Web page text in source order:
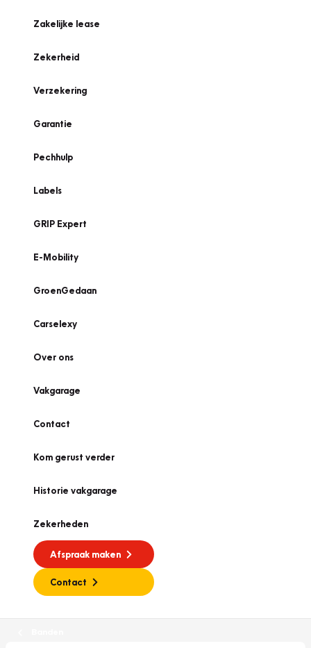
Zakelijke lease
Zekerheid
Verzekering
Garantie
Pechhulp
Labels
GRIP Expert
E-Mobility
GroenGedaan
Carselexy
Over ons
Vakgarage
Contact
Kom gerust verder
Historie vakgarage
Zekerheden
Afspraak maken
Contact